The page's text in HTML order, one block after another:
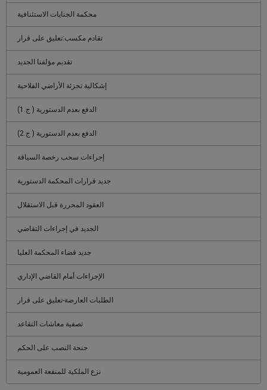
محكمة الجنايات الاستئنافية
تقادم مكسب:تعليق على قرار
تقديم مؤلفنا الجديد
إشكالية تجزئة الأراضي الفلاحية
الدفع بعدم الدستورية ( ج.1)
الدفع بعدم الدستورية ( ج.2)
إجراءات سحب رخصة السياقة
جديد قرارات المحكمة الدستورية
العقود المحررة قبل الاستقلال
الجديد في إجراءات التقاضي
جديد قضاء المحكمة العليا
الإجراءات أمام القاضي الإداري
الطلبات العارضة-تعليق على قرار
تصفية معاشات التقاعد
جنحة النصب على الحكم
نزع الملكية للمنفعة العمومية